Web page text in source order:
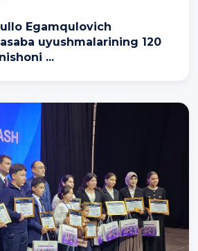
Egamqulovich
uyushmalarining 120
...